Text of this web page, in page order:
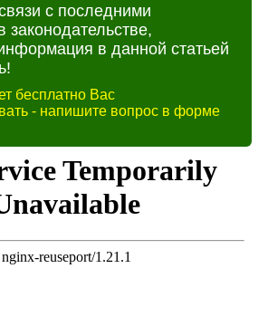
с последними
законодательстве,
в данной статьей
бесплатно Вас
- напишите вопрос в форме